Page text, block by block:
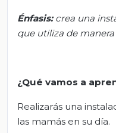
Énfasis:crea una
que utiliza de
¿Qué vamos a
Realizarás una
las mamás en su día.